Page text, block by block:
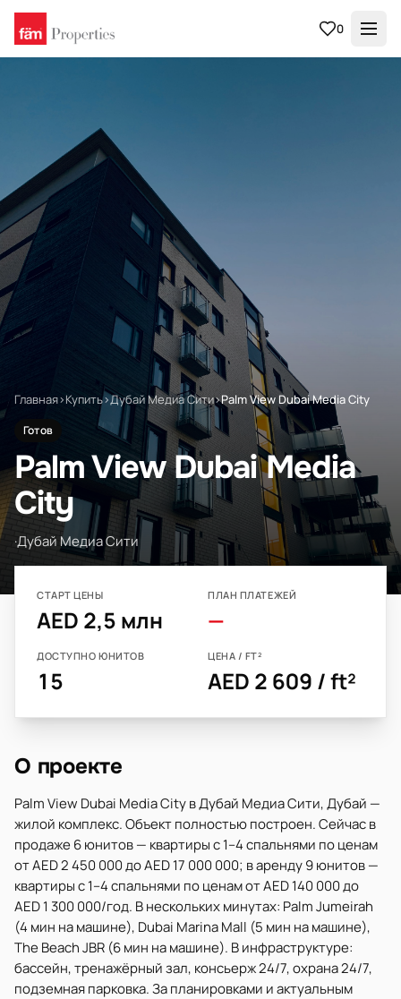
0
Главная›Купить›Дубай Медиа Сити›Palm View Dubai Media City
Готов
Palm View Dubai Media
City
·Дубай Медиа Сити
СТАРТ ЦЕНЫ
AED 2,5 млн
ПЛАН ПЛАТЕЖЕЙ
—
ДОСТУПНО ЮНИТОВ
15
ЦЕНА / FT²
AED 2 609 / ft²
О проекте
Palm View Dubai Media City в Дубай Медиа Сити, Дубай —
жилой комплекс. Объект полностью построен. Сейчас в
продаже 6 юнитов — квартиры с 1–4 спальнями по ценам
от AED 2 450 000 до AED 17 000 000; в аренду 9 юнитов —
квартиры с 1–4 спальнями по ценам от AED 140 000 до
AED 1 300 000/год. В нескольких минутах: Palm Jumeirah
(4 мин на машине), Dubai Marina Mall (5 мин на машине),
The Beach JBR (6 мин на машине). В инфраструктуре:
бассейн, тренажёрный зал, консьерж 24/7, охрана 24/7,
подземная парковка. За планировками и актуальным